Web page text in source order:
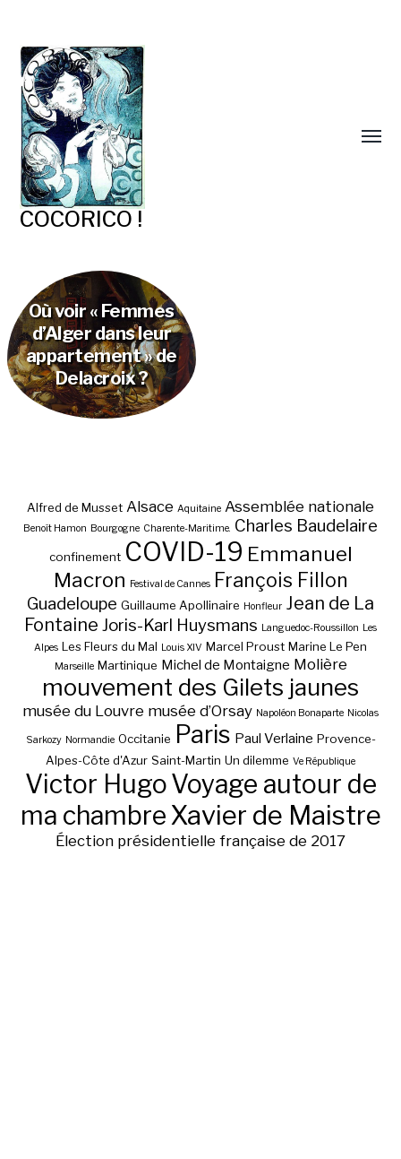
COCORICO !
Où voir « Femmes
d’Alger dans leur
appartement » de
Delacroix ?
Alfred de Musset Alsace Aquitaine Assemblée nationale
Benoît Hamon Bourgogne Charente-Maritime. Charles Baudelaire
confinement COVID-19 Emmanuel
Macron
Festival de Cannes François Fillon
Guadeloupe Guillaume Apollinaire Honfleur Jean de La
Fontaine Joris-Karl Huysmans Languedoc-Roussillon Les
Alpes Les Fleurs du Mal Louis XIV Marcel Proust Marine Le Pen
Marseille Martinique Michel de Montaigne Molière
mouvement des Gilets jaunes
musée du Louvre musée d’Orsay Napoléon Bonaparte Nicolas
Sarkozy Normandie Occitanie Paris Paul Verlaine Provence-
Alpes-Côte d'Azur Saint-Martin Un dilemme Ve République
Victor HugoVoyage autour de
ma chambreXavier de Maistre
Élection présidentielle française de 2017